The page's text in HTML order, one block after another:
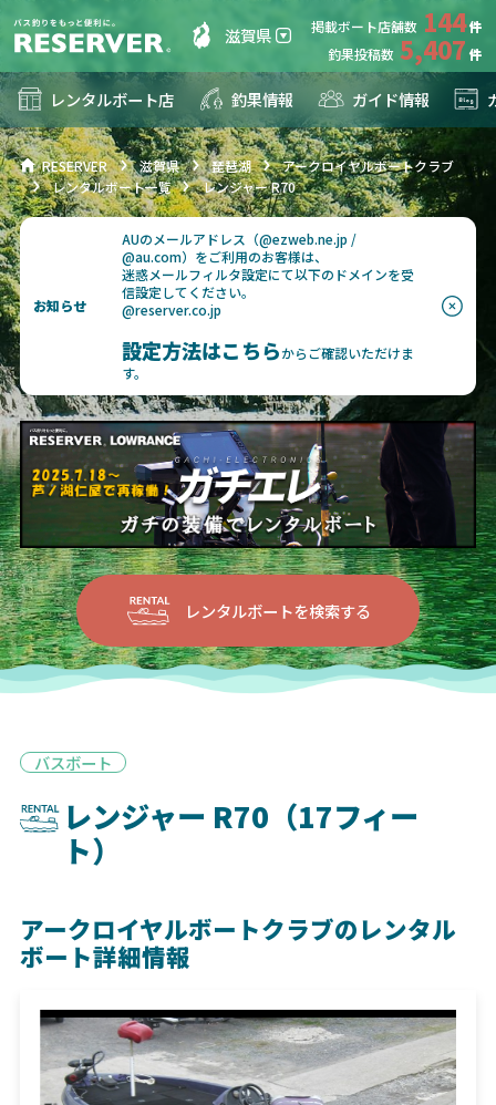
滋賀県 掲載ボート店舗数 144
釣果投稿数 5,407
レンタルボート店 釣果情報 ガイド情報
RESERVER 滋賀県 琵琶湖
アークロイヤルボートクラブ
レンタルボート一覧
レンジャー R70
お知らせ
AUのメールアドレス（@ezweb.ne.jp /
@au.com）をご利用のお客様は、
迷惑メールフィルタ設定にて以下のドメインを受
信設定してください。
@reserver.co.jp
設定方法はこちらからご確認いただけま
す。
レンタルボートを検索する
バスボート
レンジャー R70（17フィー
ト）
アークロイヤルボートクラブのレンタル
ボート詳細情報